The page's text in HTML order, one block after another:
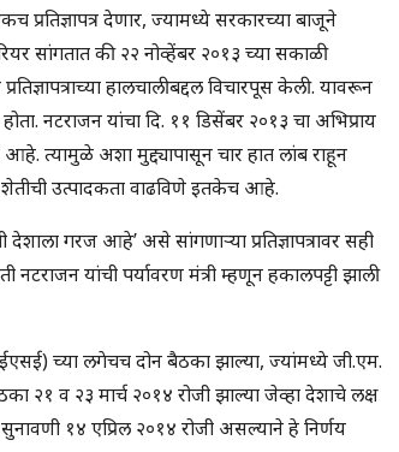
प्रतिज्ञापत्र देणार, ज्यामध्ये सरकारच्या बाजूने
सांगतात की २२ नोव्हेंबर २०१३ च्या सकाळी
हालचालीबद्दल विचारपूस केली. यावरून
नटराजन यांचा दि. ११ डिसेंबर २०१३ चा अभिप्राय
आहे. त्यामुळे अशा मुद्द्यापासून चार हात लांब राहून
उत्पादकता वाढविणे इतकेच आहे.
गरज आहे’ असे सांगणाऱ्या प्रतिज्ञापत्रावर सही
यांची पर्यावरण मंत्री म्हणून हकालपट्टी झाली
च्या लगेचच दोन बैठका झाल्या, ज्यांमध्ये जी.एम.
२१ व २३ मार्च २०१४ रोजी झाल्या जेव्हा देशाचे लक्ष
१४ एप्रिल २०१४ रोजी असल्याने हे निर्णय